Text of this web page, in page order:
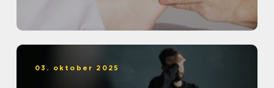
03. oktober 2025